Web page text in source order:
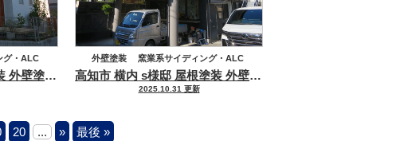
考えた塗装をさせていただきました
高知市 池 y様邸 屋根塗装 外壁塗装工事 屋根高耐久仕様で仕上げました！
グ・ALC
ト 高知市 横内 s様邸 屋根塗装 外壁塗装工事
2025.10.31 更新
外壁塗装
窯業系サイディング・ALC
屋根塗装
化粧スレート
20 ... » 最後 »